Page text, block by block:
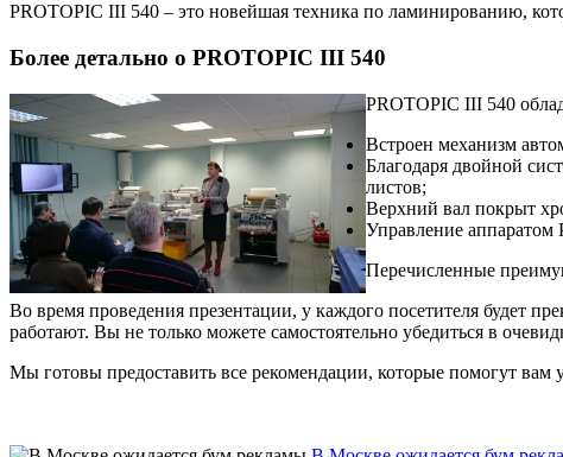
PROTOPIC III 540 – это новейшая техника по ламинированию,
Более детально о PROTOPIC III 540
PROTOPIC III 540
Встроен механизм
Благодаря двойной
листов;
Верхний вал покрыт
Управление аппаратом
Перечисленные
Во время проведения презентации, у каждого посетителя будет
работают. Вы не только можете самостоятельно убедиться в
Мы готовы предоставить все рекомендации, которые помогут вам